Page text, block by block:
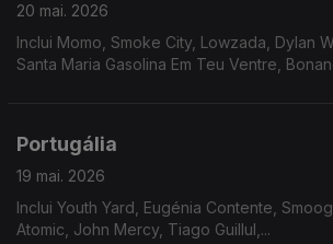
20 mai. 2026
Inclui Momo, Smoke City, Lowzada, Dylan
Santa Maria Gasolina Em Teu Ventre,
Portugália
19 mai. 2026
Inclui Youth Yard, Eugénia Contente,
Atomic, John Mercy, Tiago Guillul,...